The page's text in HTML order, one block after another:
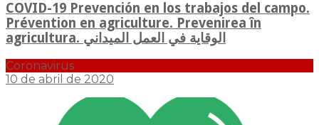
COVID-19 Prevención en los trabajos del campo.
Prévention en agriculture. Prevenirea în
agricultura. الوقاية في العمل الميداني
Coronavirus
10 de abril de 2020